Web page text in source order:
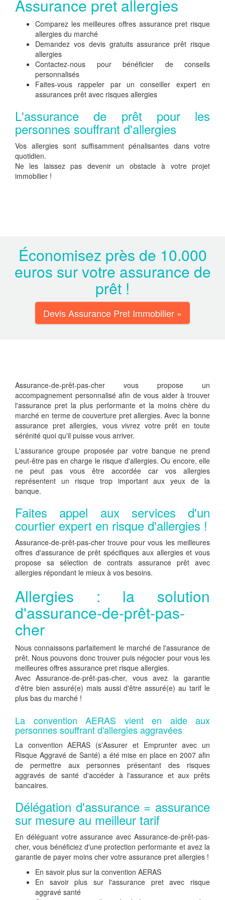
Assurance pret allergies
Comparez les meilleures offres assurance pret risque
allergies du marché
Demandez vos devis gratuits assurance prêt risque
allergies
Contactez-nous pour bénéficier de conseils
personnalisés
Faites-vous rappeler par un conseiller expert en
assurances prêt avec risques allergies
L'assurance de prêt pour les
personnes souffrant d'allergies
Vos allergies sont suffisamment pénalisantes dans votre
quotidien.
Ne les laissez pas devenir un obstacle à votre projet
immobilier !
Économisez près de 10.000
euros sur votre assurance de
prêt !
Devis Assurance Pret Immobilier »
Assurance-de-prêt-pas-cher vous propose un
accompagnement personnalisé afin de vous aider à trouver
l'assurance pret la plus performante et la moins chère du
marché en terme de couverture pret allergies. Avec la bonne
assurance pret allergies, vous vivrez votre prêt en toute
sérénité quoi qu'il puisse vous arriver.
L'assurance groupe proposée par votre banque ne prend
peut-être pas en charge le risque d'allergies. Ou encore, elle
ne peut pas vous être accordée car vos allergies
représentent un risque trop important aux yeux de la
banque.
Faites appel aux services d'un
courtier expert en risque d'allergies !
Assurance-de-prêt-pas-cher trouve pour vous les meilleures
offres d'assurance de prêt spécifiques aux allergies et vous
propose sa sélection de contrats assurance prêt avec
allergies répondant le mieux à vos besoins.
Allergies : la solution
d'assurance-de-prêt-pas-
cher
Nous connaissons parfaitement le marché de l'assurance de
prêt. Nous pouvons donc trouver puis négocier pour vous les
meilleures offres assurance pret risque allergies.
Avec Assurance-de-prêt-pas-cher, vous avez la garantie
d'être bien assuré(e) mais aussi d'être assuré(e) au tarif le
plus bas du marché !
La convention AERAS vient en aide aux
personnes souffrant d'allergies aggravées
La convention AERAS (s'Assurer et Emprunter avec un
Risque Aggravé de Santé) a été mise en place en 2007 afin
de permettre aux personnes présentant des risques
aggravés de santé d'accéder à l'assurance et aux prêts
bancaires.
Délégation d'assurance = assurance
sur mesure au meilleur tarif
En déléguant votre assurance avec Assurance-de-prêt-pas-
cher, vous bénéficiez d'une protection performante et avez la
garantie de payer moins cher votre assurance pret allergies !
En savoir plus sur la convention AERAS
En savoir plus sur l'assurance pret avec risque
aggravé santé